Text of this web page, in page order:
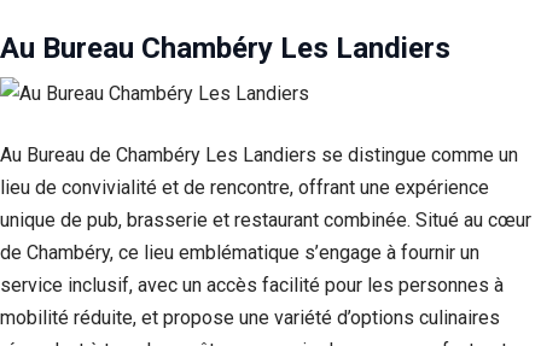
Au Bureau Chambéry Les Landiers
Au Bureau de Chambéry Les Landiers se distingue comme un
lieu de convivialité et de rencontre, offrant une expérience
unique de pub, brasserie et restaurant combinée. Situé au cœur
de Chambéry, ce lieu emblématique s’engage à fournir un
service inclusif, avec un accès facilité pour les personnes à
mobilité réduite, et propose une variété d’options culinaires